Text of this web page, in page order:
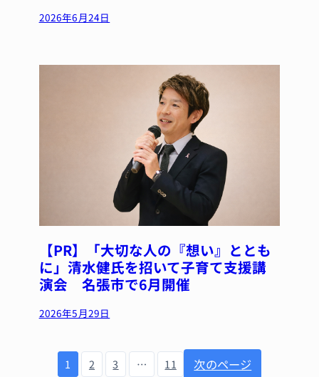
2026年6月24日
【PR】「大切な人の『想い』ととも
に」清水健氏を招いて子育て支援講
演会 名張市で6月開催
2026年5月29日
1 2 3 … 11 次のページ